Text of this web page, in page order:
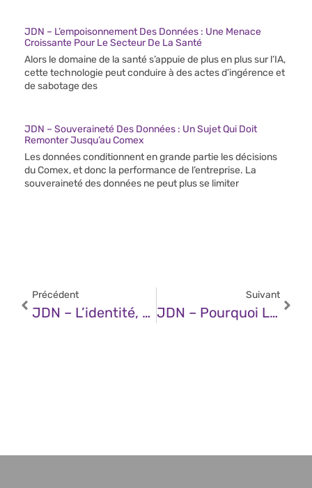
JDN – L’empoisonnement Des Données : Une Menace
Croissante Pour Le Secteur De La Santé
Alors le domaine de la santé s’appuie de plus en plus sur l’IA,
cette technologie peut conduire à des actes d’ingérence et
de sabotage des
JDN – Souveraineté Des Données : Un Sujet Qui Doit
Remonter Jusqu’au Comex
Les données conditionnent en grande partie les décisions
du Comex, et donc la performance de l’entreprise. La
souveraineté des données ne peut plus se limiter
Précédent
JDN – L’identité, Le « Parent Pauvre » De La Cybersécurité Doit Être Pris Au Sérieux
Suivant
JDN – Pourquoi Les Entreprises Doivent Maintenant Parier Sur L’IA Privée